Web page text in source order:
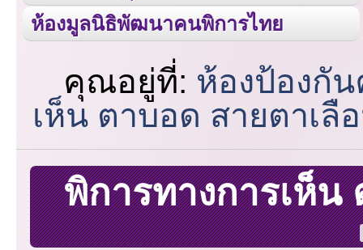
ห้องมูลนิธิพัฒนาคนพิการไทย
คุณอยู่ที่: ห้องป้องกั
เห็น ตาบอด สายตาเลื
พิการทางการเห็น